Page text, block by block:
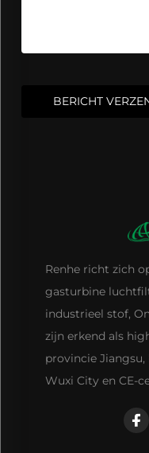
BERICHT
Renhe richt zich
gasturbine
industrieel stof,
zijn erkend als
provincie
Wuxi City en CE-